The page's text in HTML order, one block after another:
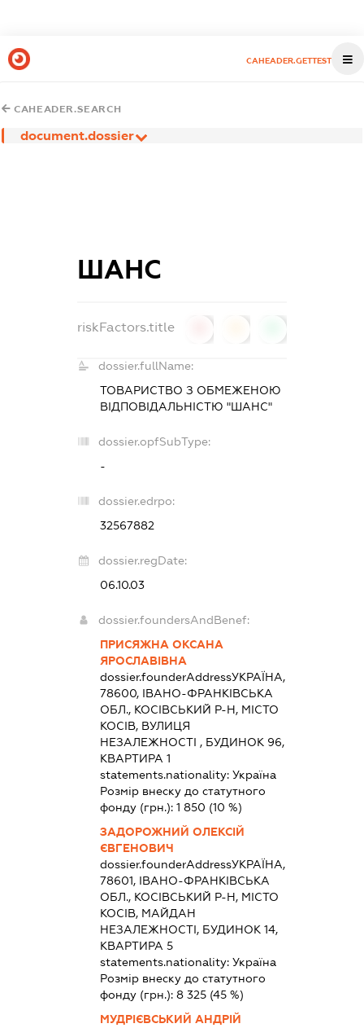
CAHEADER.GETTEST
CAHEADER.SEARCH
document.dossier
ШАНС
riskFactors.title
dossier.fullName:
ТОВАРИСТВО З ОБМЕЖЕНОЮ
ВІДПОВІДАЛЬНІСТЮ "ШАНС"
dossier.opfSubType:
-
dossier.edrpo:
32567882
dossier.regDate:
06.10.03
dossier.foundersAndBenef:
ПРИСЯЖНА ОКСАНА
ЯРОСЛАВІВНА
dossier.founderAddressУКРАЇНА,
78600, ІВАНО-ФРАНКІВСЬКА
ОБЛ., КОСІВСЬКИЙ Р-Н, МІСТО
КОСІВ, ВУЛИЦЯ
НЕЗАЛЕЖНОСТІ , БУДИНОК 96,
КВАРТИРА 1
statements.nationality:Україна
Розмір внеску до статутного
фонду (грн.):1 850 (10 %)
ЗАДОРОЖНИЙ ОЛЕКСІЙ
ЄВГЕНОВИЧ
dossier.founderAddressУКРАЇНА,
78601, ІВАНО-ФРАНКІВСЬКА
ОБЛ., КОСІВСЬКИЙ Р-Н, МІСТО
КОСІВ, МАЙДАН
НЕЗАЛЕЖНОСТІ, БУДИНОК 14,
КВАРТИРА 5
statements.nationality:Україна
Розмір внеску до статутного
фонду (грн.):8 325 (45 %)
МУДРІЄВСЬКИЙ АНДРІЙ